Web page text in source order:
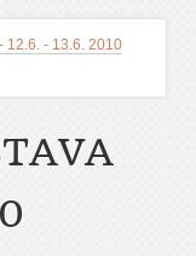
12.6. - 13.6. 2010